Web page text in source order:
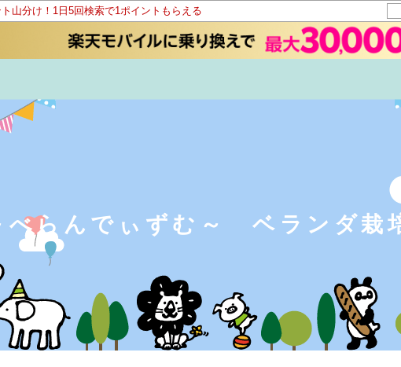
山分け！1日5回検索で1ポイントもらえる
べらんでぃずむ～ ベランダ栽